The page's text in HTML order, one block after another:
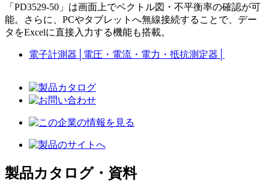
「PD3529-50」は画面上でベクトル図・不平衡率の確認が可
能。さらに、PCやタブレットへ無線接続することで、デー
タをExcelに直接入力する機能も搭載。
電子計測器 電圧・電流・電力・抵抗測定器
製品カタログ・資料